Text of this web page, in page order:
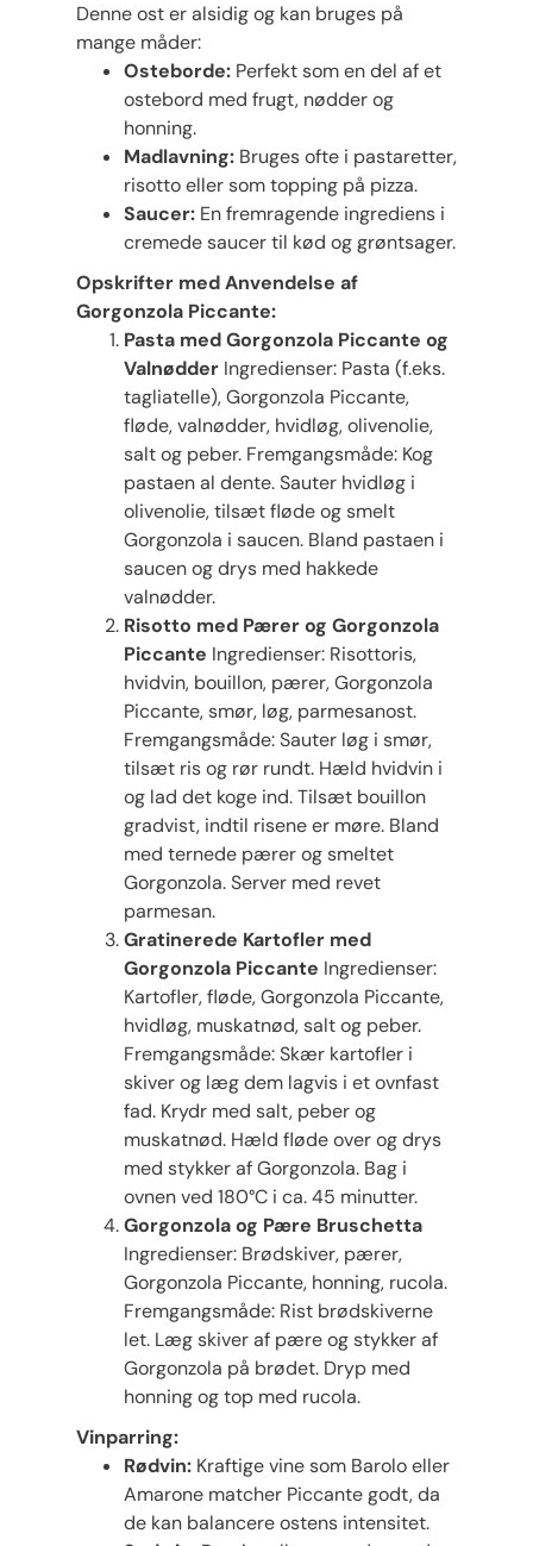
Denne ost er alsidig og kan bruges på
mange måder:
Osteborde: Perfekt som en del af et
ostebord med frugt, nødder og
honning.
Madlavning: Bruges ofte i pastaretter,
risotto eller som topping på pizza.
Saucer: En fremragende ingrediens i
cremede saucer til kød og grøntsager.
Opskrifter med Anvendelse af
Gorgonzola Piccante:
Pasta med Gorgonzola Piccante og
Valnødder Ingredienser: Pasta (f.eks.
tagliatelle), Gorgonzola Piccante,
fløde, valnødder, hvidløg, olivenolie,
salt og peber. Fremgangsmåde: Kog
pastaen al dente. Sauter hvidløg i
olivenolie, tilsæt fløde og smelt
Gorgonzola i saucen. Bland pastaen i
saucen og drys med hakkede
valnødder.
Risotto med Pærer og Gorgonzola
Piccante Ingredienser: Risottoris,
hvidvin, bouillon, pærer, Gorgonzola
Piccante, smør, løg, parmesanost.
Fremgangsmåde: Sauter løg i smør,
tilsæt ris og rør rundt. Hæld hvidvin i
og lad det koge ind. Tilsæt bouillon
gradvist, indtil risene er møre. Bland
med ternede pærer og smeltet
Gorgonzola. Server med revet
parmesan.
Gratinerede Kartofler med
Gorgonzola Piccante Ingredienser:
Kartofler, fløde, Gorgonzola Piccante,
hvidløg, muskatnød, salt og peber.
Fremgangsmåde: Skær kartofler i
skiver og læg dem lagvis i et ovnfast
fad. Krydr med salt, peber og
muskatnød. Hæld fløde over og drys
med stykker af Gorgonzola. Bag i
ovnen ved 180°C i ca. 45 minutter.
Gorgonzola og Pære Bruschetta
Ingredienser: Brødskiver, pærer,
Gorgonzola Piccante, honning, rucola.
Fremgangsmåde: Rist brødskiverne
let. Læg skiver af pære og stykker af
Gorgonzola på brødet. Dryp med
honning og top med rucola.
Vinparring:
Rødvin: Kraftige vine som Barolo eller
Amarone matcher Piccante godt, da
de kan balancere ostens intensitet.